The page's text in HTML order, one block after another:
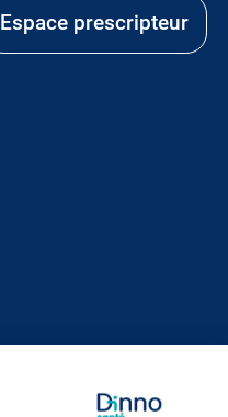
Espace prescripteur